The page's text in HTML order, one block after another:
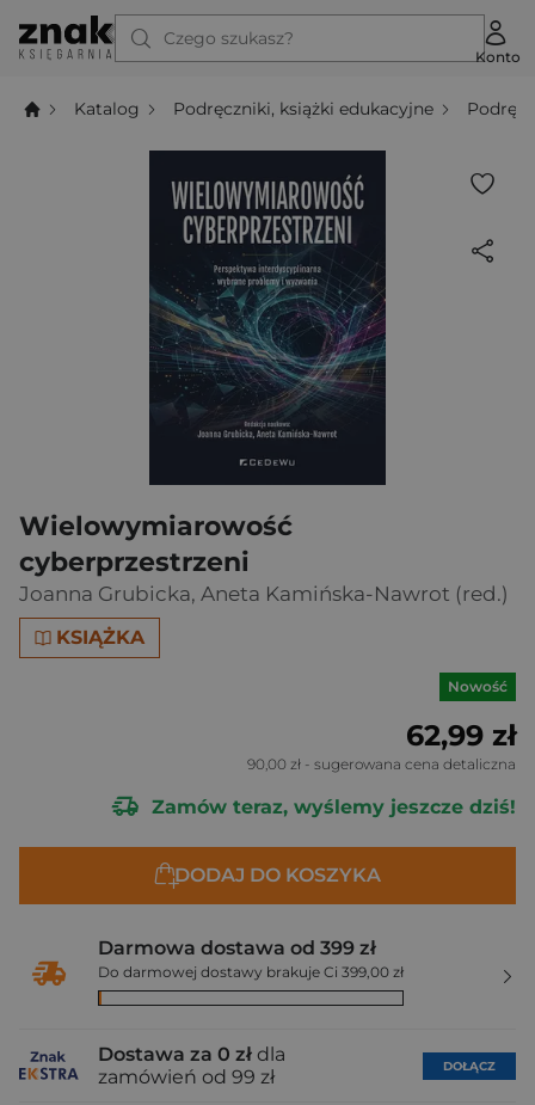
Czego szukasz?
Konto
Katalog Podręczniki, książki edukacyjne
Wielowymiarowość
cyberprzestrzeni
Joanna Grubicka, Aneta Kamińska-Nawrot (red.)
KSIĄŻKA
Nowość
62,99 zł
90,00 zł - sugerowana cena detaliczna
Zamów teraz, wyślemy jeszcze dziś!
DODAJ DO KOSZYKA
Darmowa dostawa od 399 zł
Do darmowej dostawy brakuje Ci 399,00 zł
Dostawa za 0 zł dla
zamówień od 99 zł
DOŁĄCZ